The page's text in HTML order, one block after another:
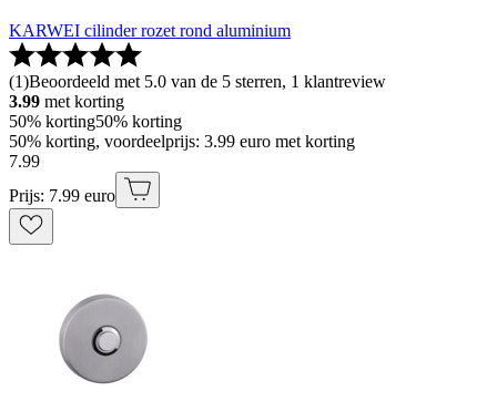
KARWEI cilinder rozet rond aluminium
(1)Beoordeeld met 5.0 van de 5 sterren, 1 klantreview
3.99 met korting
50% korting50% korting
50% korting, voordeelprijs: 3.99 euro met korting
7.99
Prijs: 7.99 euro